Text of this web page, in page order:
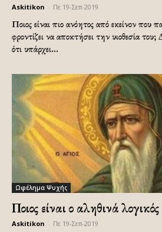
Askitikon Πε 19-Σεπ-2019
Ποιος είναι πιο ανόητος από εκείνον που
φροντίζει να αποκτήσει την υιοθεσία του;
ότι υπάρχει...
Ωφέλημα Ψυχής
Ποιος είναι ο αληθινά
Askitikon Πε 19-Σεπ-2019